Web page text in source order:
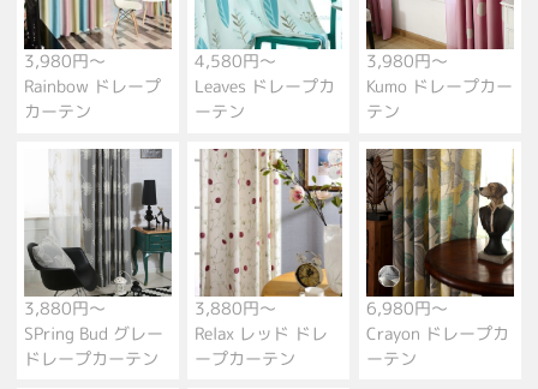
3,980円～
Rainbow ドレープ
カーテン
4,580円～
Leaves ドレープカ
ーテン
3,980円～
Kumo ドレープカー
テン
3,880円～
SPring Bud グレー
ドレープカーテン
3,880円～
Relax レッド ドレ
ープカーテン
6,980円～
Crayon ドレープカ
ーテン